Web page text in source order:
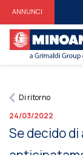
ANNUNCI
Di ritorno
24/03/2022
Se decido